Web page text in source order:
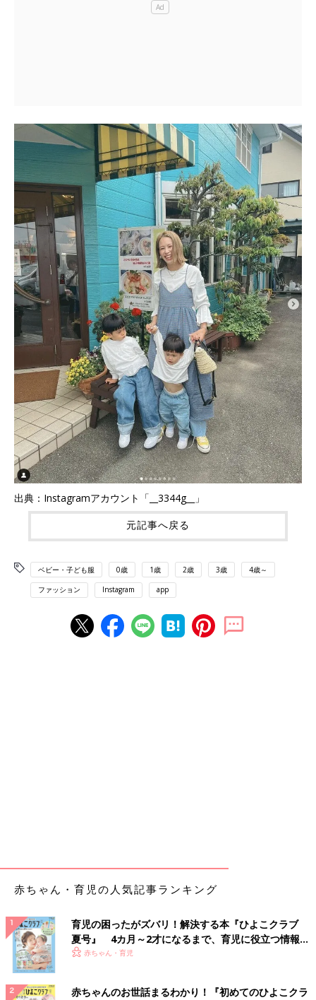
出典：Instagramアカウント「__3344g__」
元記事へ戻る
ベビー・子ども服 0歳 1歳 2歳 3歳 4歳～
ファッション Instagram app
赤ちゃん・育児の人気記事ランキング
育児の困ったがズバリ！解決する本『ひよこクラブ
夏号』 4カ月～2才になるまで、育児に役立つ情報が
いっぱい！
赤ちゃん・育児
赤ちゃんのお世話まるわかり！『初めてのひよこクラ